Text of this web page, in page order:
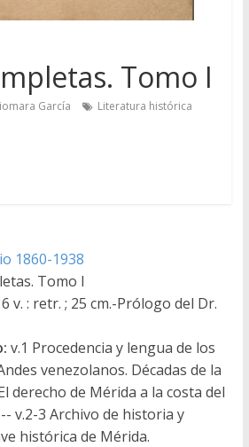
Tomo I
García
Literatura histórica
1860-1938
Tomo I
6 v. : retr. ; 25 cm.-Prólogo del Dr.
v.1 Procedencia y lengua de los
venezolanos. Décadas de la
derecho de Mérida a la costa del
v.2-3 Archivo de historia y
histórica de Mérida.